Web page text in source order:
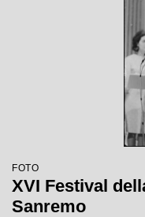
FOTO
XVI Festival
Sanremo